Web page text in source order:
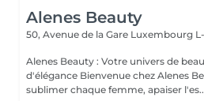
Alenes Beauty
50, Avenue de la Gare Luxembourg L-
Alenes Beauty : Votre univers de
d'élégance Bienvenue chez Alenes Beauty, un lieu pensé pour
sublimer chaque femme, apaiser